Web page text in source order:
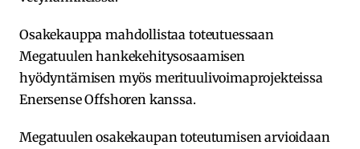
Osakekauppa mahdollistaa toteutuessaan
Megatuulen hankekehitysosaamisen
hyödyntämisen myös merituulivoimaprojekteissa
Enersense Offshoren kanssa.
Megatuulen osakekaupan toteutumisen arvioidaan